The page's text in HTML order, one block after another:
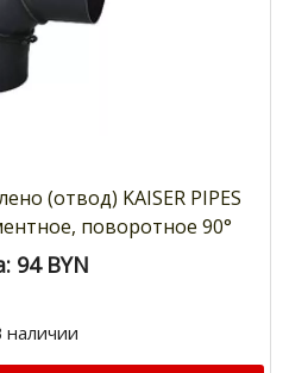
(отвод) KAISER PIPES
поворотное 90°
94 BYN
наличии